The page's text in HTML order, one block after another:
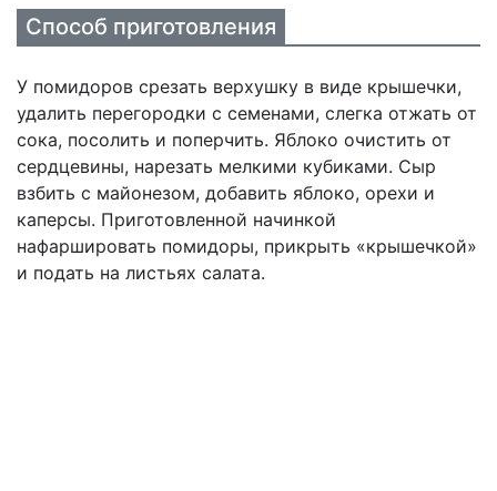
Способ приготовления
У помидоров срезать верхушку в виде крышечки,
удалить перегородки с семенами, слегка отжать от
сока, посолить и поперчить. Яблоко очистить от
сердцевины, нарезать мелкими кубиками. Сыр
взбить с майонезом, добавить яблоко, орехи и
каперсы. Приготовленной начинкой
нафаршировать помидоры, прикрыть «крышечкой»
и подать на листьях салата.